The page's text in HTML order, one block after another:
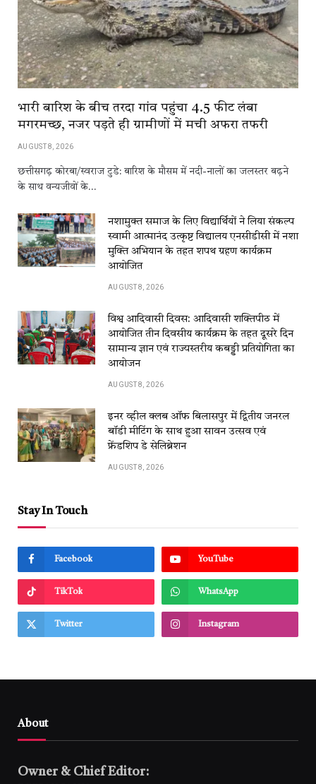
भारी बारिश के बीच तरदा गांव पहुंचा 4.5 फीट लंबा
मगरमच्छ, नजर पड़ते ही ग्रामीणों में मची अफरा तफरी
AUGUST 8, 2026
छत्तीसगढ़ कोरबा/स्वराज टुडे: बारिश के मौसम में नदी-नालों का जलस्तर बढ़ने
के साथ वन्यजीवों के…
नशामुक्त समाज के लिए विद्यार्थियों ने लिया संकल्प
स्वामी आत्मानंद उत्कृष्ट विद्यालय एनसीडीसी में नशा
मुक्ति अभियान के तहत शपथ ग्रहण कार्यक्रम
आयोजित
AUGUST 8, 2026
विश्व आदिवासी दिवस: आदिवासी शक्तिपीठ में
आयोजित तीन दिवसीय कार्यक्रम के तहत दूसरे दिन
सामान्य ज्ञान एवं राज्यस्तरीय कबड्डी प्रतियोगिता का
आयोजन
AUGUST 8, 2026
इनर व्हील क्लब ऑफ बिलासपुर में द्वितीय जनरल
बॉडी मीटिंग के साथ हुआ सावन उत्सव एवं
फ्रेंडशिप डे सेलिब्रेशन
AUGUST 8, 2026
Stay In Touch
Facebook YouTube
TikTok WhatsApp
Twitter Instagram
About
Owner & Chief Editor: